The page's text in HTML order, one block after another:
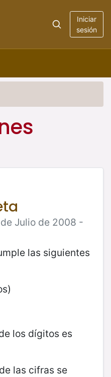
Iniciar
sesión
Julio de 2008 -
las siguientes
los dígitos es
las cifras se